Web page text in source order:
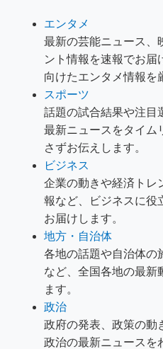
エンタメ
最新の芸能ニュース、
ント情報を速報でお届
向けたエンタメ情報を
スポーツ
話題の試合結果や注目
最新ニュースをタイム
さずお伝えします。
ビジネス
企業の動きや経済トレ
報など、ビジネスに役
お届けします。
地方・自治体
各地の話題や自治体の
など、全国各地の最新
ます。
政治
政府の発表、政策の動
政治の最新ニュースを